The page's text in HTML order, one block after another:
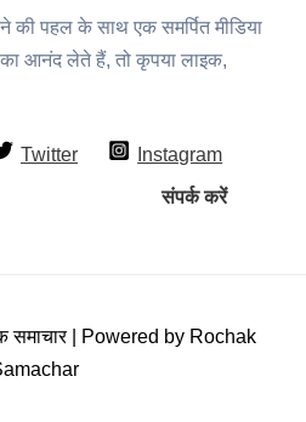
की पहल के साथ एक समर्पित मीडिया
का आनंद लेते हैं, तो कृपया लाइक,
Twitter
Instagram
संपर्क करें
समाचार | Powered by Rochak